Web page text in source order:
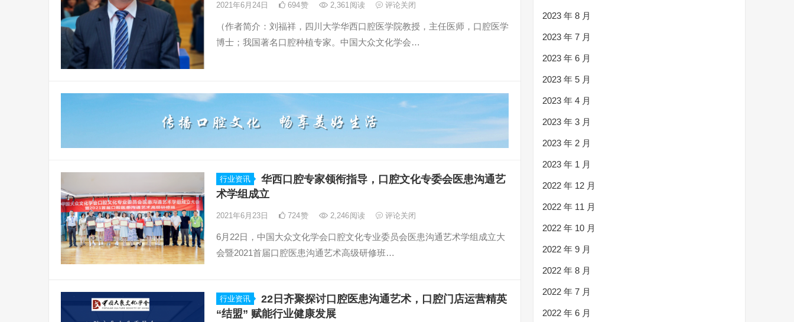
2021年6月24日 694赞 2,361阅读 评论关闭
（作者简介：刘福祥，四川大学华西口腔医学院教授，主任医师，口腔医学
博士；我国著名口腔种植专家。中国大众文化学会…
行业资讯
华西口腔专家领衔指导，口腔文化专委会医患沟通艺
术学组成立
2021年6月23日 724赞 2,246阅读 评论关闭
6月22日，中国大众文化学会口腔文化专业委员会医患沟通艺术学组成立大
会暨2021首届口腔医患沟通艺术高级研修班…
行业资讯
22日齐聚探讨口腔医患沟通艺术，口腔门店运营精英
“结盟” 赋能行业健康发展
2023 年 8 月
2023 年 7 月
2023 年 6 月
2023 年 5 月
2023 年 4 月
2023 年 3 月
2023 年 2 月
2023 年 1 月
2022 年 12 月
2022 年 11 月
2022 年 10 月
2022 年 9 月
2022 年 8 月
2022 年 7 月
2022 年 6 月